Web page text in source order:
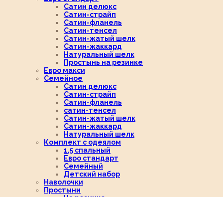
Сатин делюкс
Сатин-страйп
Сатин-фланель
Сатин-тенсел
Сатин-жатый шелк
Сатин-жаккард
Натуральный шелк
Простынь на резинке
Евро макси
Семейное
Сатин делюкс
Сатин-страйп
Сатин-фланель
сатин-тенсел
Сатин-жатый шелк
Сатин-жаккард
Натуральный шелк
Комплект с одеялом
1,5 спальный
Евро стандарт
Семейный
Детский набор
Наволочки
Простыни